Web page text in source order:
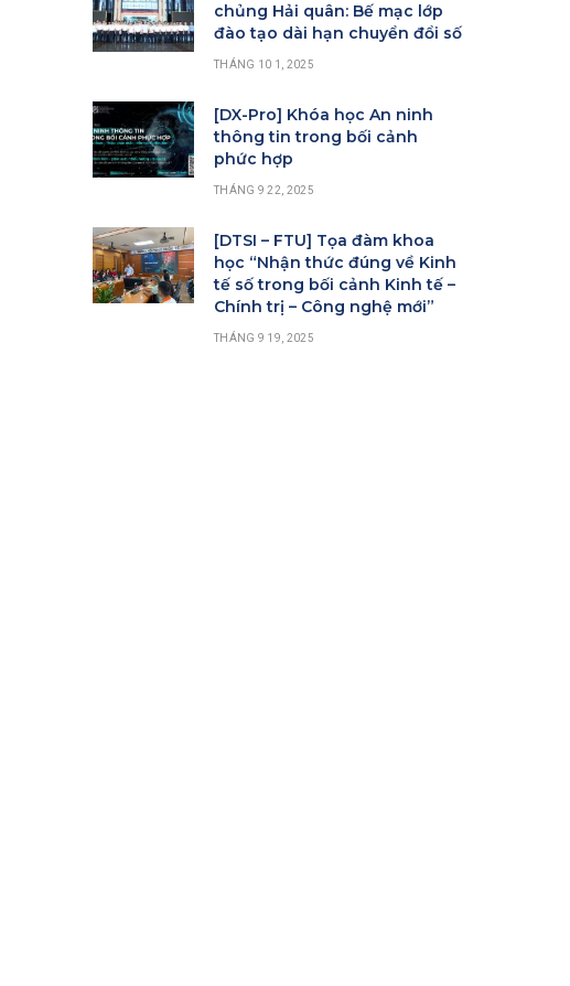
chủng Hải quân: Bế mạc lớp
đào tạo dài hạn chuyển đổi số
THÁNG 10 1, 2025
[DX-Pro] Khóa học An ninh
thông tin trong bối cảnh
phức hợp
THÁNG 9 22, 2025
[DTSI – FTU] Tọa đàm khoa
học “Nhận thức đúng về Kinh
tế số trong bối cảnh Kinh tế –
Chính trị – Công nghệ mới”
THÁNG 9 19, 2025